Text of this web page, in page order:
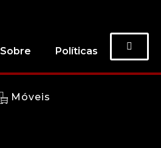
Sobre Políticas
Móveis